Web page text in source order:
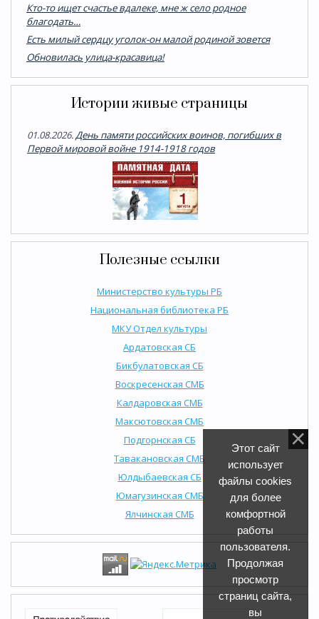
Кто-то ищет счастье вдалеке, мне ж село родное
благодать…
Есть милый сердцу уголок-он малой родиной зовется
Обновилась улица-красавица!
Истории живые страницы
01.08.2026.День памяти российских воинов, погибших в
Первой мировой войне 1914-1918 годов
Полезные ссылки
Министерство культуры РБ
Национальная библиотека РБ
МКУ Отдел культуры
Ардатовская СБ
Бикбулатовская СБ
Воскресенская СМБ
Калдаровская СМБ
Максютовская СМБ
Подгорнская СБ
Тавакановская СМБ
Юлдыбаевская СБ
Юмагузинская СМБ
Ялчинская СМБ
Этот сайт
использует
файлы cookies
для более
комфортной
работы
пользователя.
Продолжая
просмотр
страниц сайта,
вы